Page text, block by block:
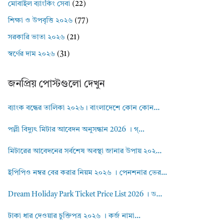
মোবাইল ব্যাংকিং সেবা (22)
শিক্ষা ও উপবৃত্তি ২০২৬ (77)
সরকারি ভাতা ২০২৬ (21)
স্বর্ণের দাম ২০২৬ (31)
জনপ্রিয় পোস্টগুলো দেখুন
ব্যাংক বন্ধের তালিকা ২০২৬। বাংলাদেশে কোন কোন...
পল্লী বিদ্যুৎ মিটার আবেদন অনুসন্ধান 2026 । গ্...
মিটারের আবেদনের সর্বশেষ অবস্থা জানার উপায় ২০২...
ইপিপিও নম্বর বের করার নিয়ম ২০২৬ । পেনশনার ভের...
Dream Holiday Park Ticket Price List 2026 । ড...
টাকা ধার দেওয়ার চুক্তিপত্র ২০২৬ । কর্জ নামা...